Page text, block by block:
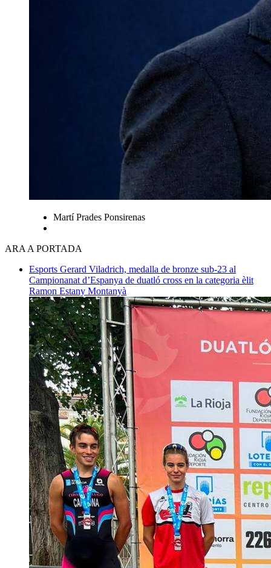
Martí Prades Ponsirenas
ARA A PORTADA
Esports Gerard Viladrich, medalla de bronze sub-23 al
Campionanat d’Espanya de duatló cross en la categoria èlit
Ramon Estany Montanyà